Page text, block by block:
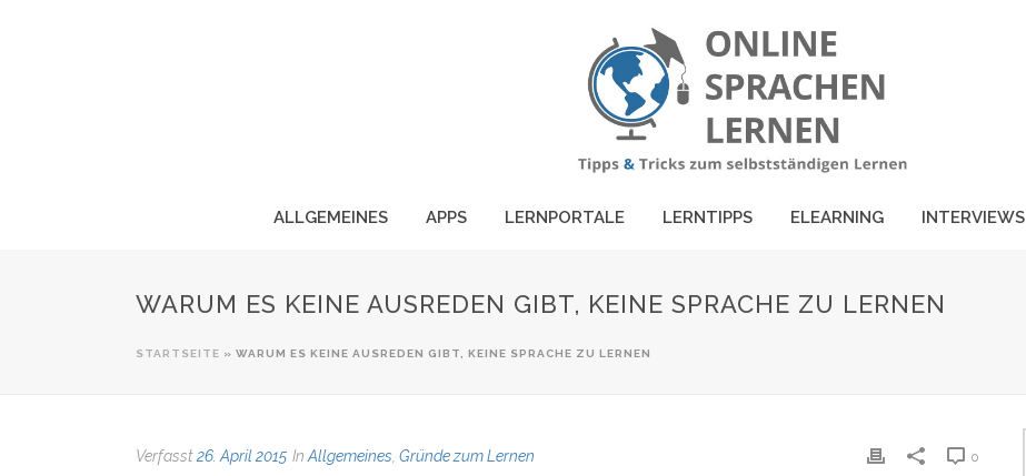
ALLGEMEINES APPS LERNPORTALE LERNTIPPS ELEARNING INTERVIEWS
WARUM ES KEINE AUSREDEN GIBT, KEINE SPRACHE ZU LERNEN
STARTSEITE » WARUM ES KEINE AUSREDEN GIBT, KEINE SPRACHE ZU LERNEN
Verfasst26. April 2015 In Allgemeines Gründe zum Lernen 0